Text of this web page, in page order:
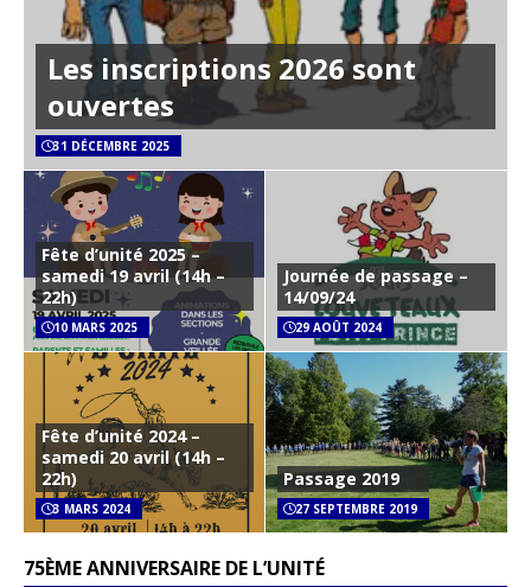
Les inscriptions 2026 sont
ouvertes
31 DÉCEMBRE 2025
Fête d’unité 2025 –
samedi 19 avril (14h –
22h)
10 MARS 2025
Journée de passage –
14/09/24
29 AOÛT 2024
Fête d’unité 2024 –
samedi 20 avril (14h –
22h)
3 MARS 2024
Passage 2019
27 SEPTEMBRE 2019
75ÈME ANNIVERSAIRE DE L’UNITÉ